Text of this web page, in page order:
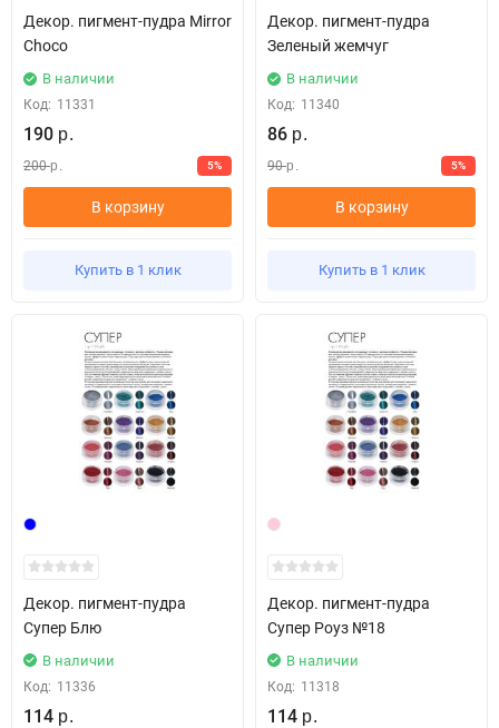
Декор. пигмент-пудра Mirror
Choco
В наличии
Код: 11331
190 р.
200 р. 5%
В корзину
Купить в 1 клик
Декор. пигмент-пудра
Зеленый жемчуг
В наличии
Код: 11340
86 р.
90 р. 5%
В корзину
Купить в 1 клик
Декор. пигмент-пудра
Супер Блю
В наличии
Код: 11336
114 р.
Декор. пигмент-пудра
Супер Роуз №18
В наличии
Код: 11318
114 р.